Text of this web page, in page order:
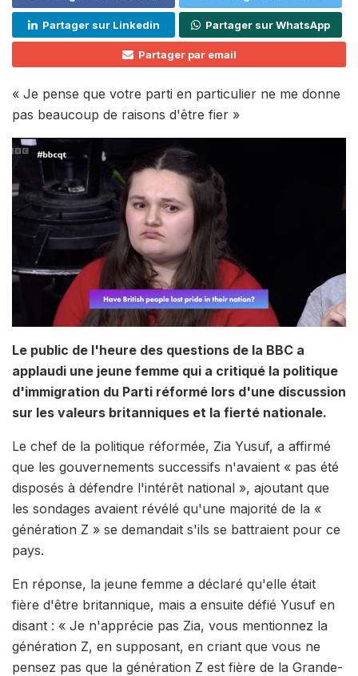
Partager sur Linkedin Partager sur WhatsApp
Partager par email
« Je pense que votre parti en particulier ne me donne
pas beaucoup de raisons d'être fier »
Le public de l'heure des questions de la BBC a
applaudi une jeune femme qui a critiqué la politique
d'immigration du Parti réformé lors d'une discussion
sur les valeurs britanniques et la fierté nationale.
Le chef de la politique réformée, Zia Yusuf, a affirmé
que les gouvernements successifs n'avaient « pas été
disposés à défendre l'intérêt national », ajoutant que
les sondages avaient révélé qu'une majorité de la «
génération Z » se demandait s'ils se battraient pour ce
pays.
En réponse, la jeune femme a déclaré qu'elle était
fière d'être britannique, mais a ensuite défié Yusuf en
disant : « Je n'apprécie pas Zia, vous mentionnez la
génération Z, en supposant, en criant que vous ne
pensez pas que la génération Z est fière de la Grande-